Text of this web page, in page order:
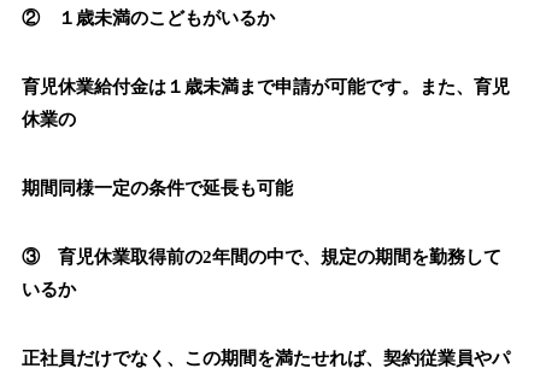
② １歳未満のこどもがいるか
育児休業給付金は１歳未満まで申請が可能です。また、育児
休業の
期間同様一定の条件で延長も可能
③ 育児休業取得前の2年間の中で、規定の期間を勤務して
いるか
正社員だけでなく、この期間を満たせれば、契約従業員やパ